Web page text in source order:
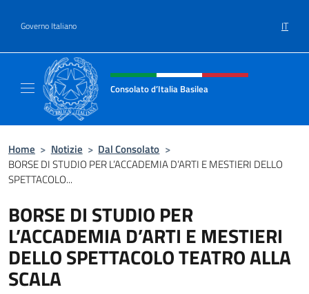
Governo Italiano IT
Intestazione sito, social e menù
Consolato d’Italia Basilea
Home > Notizie > Dal Consolato >
BORSE DI STUDIO PER L’ACCADEMIA D’ARTI E MESTIERI DELLO
SPETTACOLO...
BORSE DI STUDIO PER
L’ACCADEMIA D’ARTI E MESTIERI
DELLO SPETTACOLO TEATRO ALLA
SCALA